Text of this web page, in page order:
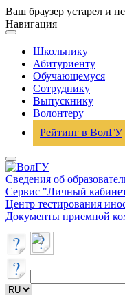
Ваш браузер устарел и
Навигация
Школьнику
Абитуриенту
Обучающемуся
Сотруднику
Выпускнику
Волонтеру
Рейтинг в ВолГУ
Сведения об
Сервис "Личный
Центр тестирования
Документы приемной